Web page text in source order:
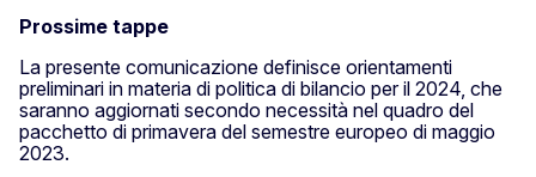
Prossime tappe
La presente comunicazione definisce orientamenti
preliminari in materia di politica di bilancio per il 2024, che
saranno aggiornati secondo necessità nel quadro del
pacchetto di primavera del semestre europeo di maggio
2023.